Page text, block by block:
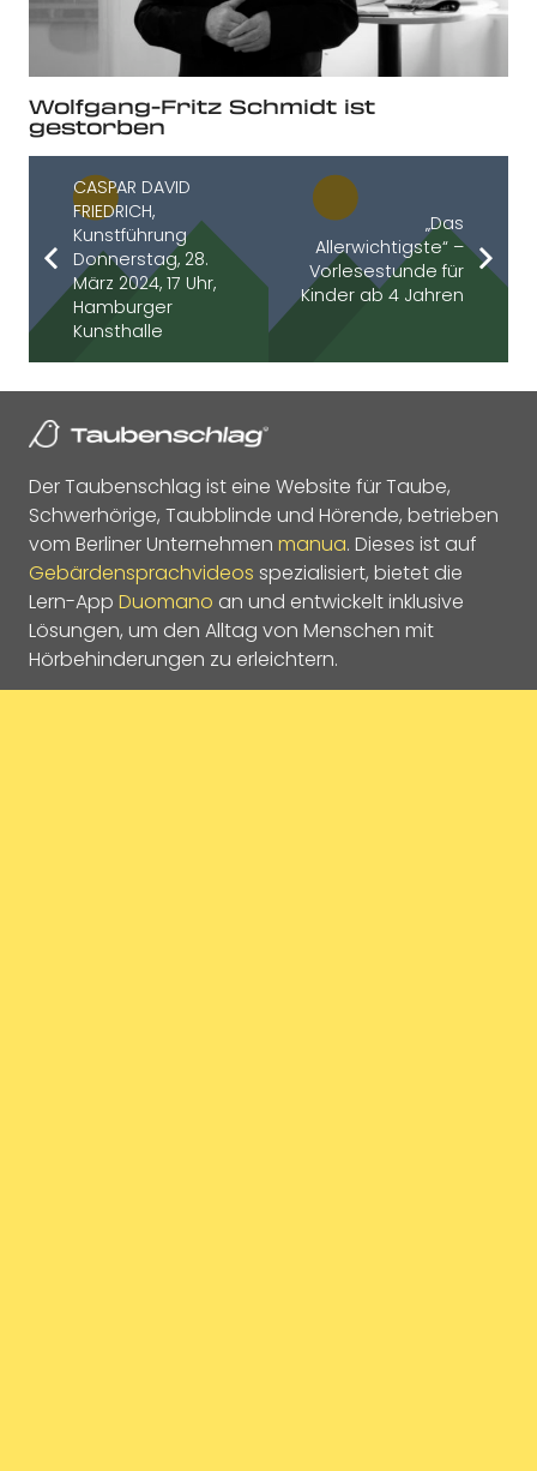
Wolfgang-Fritz Schmidt ist
gestorben
CASPAR DAVID
FRIEDRICH,
Kunstführung
Donnerstag, 28.
März 2024, 17 Uhr,
Hamburger
Kunsthalle
„Das
Allerwichtigste“ –
Vorlesestunde für
Kinder ab 4 Jahren
Der Taubenschlag ist eine Website für Taube,
Schwerhörige, Taubblinde und Hörende, betrieben
vom Berliner Unternehmen manua. Dieses ist auf
Gebärdensprachvideos spezialisiert, bietet die
Lern-App Duomano an und entwickelt inklusive
Lösungen, um den Alltag von Menschen mit
Hörbehinderungen zu erleichtern.